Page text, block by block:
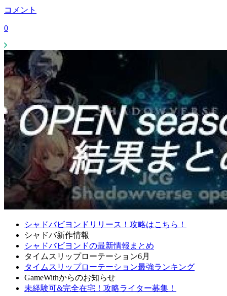
コメント
0
シャドバビヨンドリリース！攻略はこちら！
シャドバ新作情報
シャドバビヨンドの最新情報まとめ
タイムスリップローテーション6月
タイムスリップローテーション最強ランキング
GameWithからのお知らせ
未経験可&完全在宅！攻略ライター募集！